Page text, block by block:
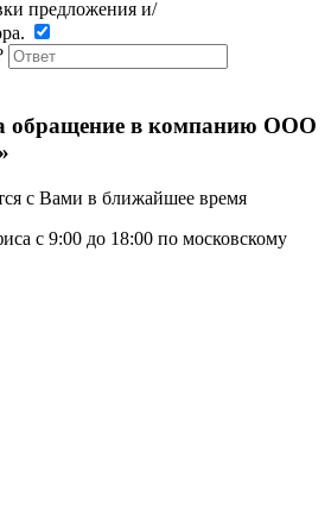
предложения и/
обращение в компанию ООО
с Вами в ближайшее время
с 9:00 до 18:00 по московскому